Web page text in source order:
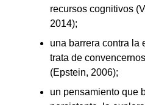
recursos cognitivos
2014);
una barrera contra la
trata de
(Epstein, 2006);
un pensamiento que